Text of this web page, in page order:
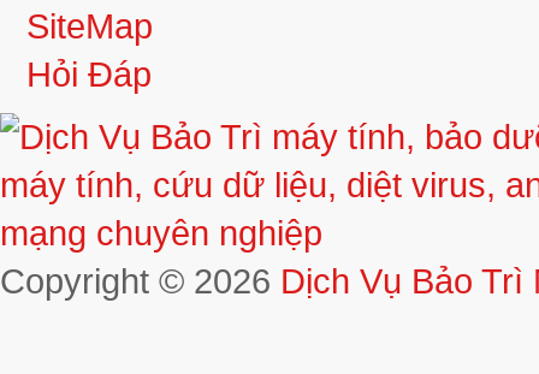
SiteMap
Hỏi Đáp
Copyright © 2026 Dịch Vụ Bảo Trì